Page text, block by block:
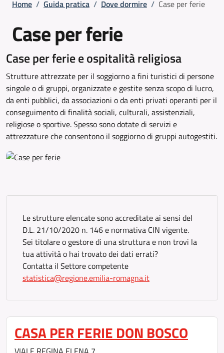
Home / Guida pratica / Dove dormire / Case per ferie
Case per ferie
Case per ferie e ospitalità religiosa
Strutture attrezzate per il soggiorno a fini turistici di persone
singole o di gruppi, organizzate e gestite senza scopo di lucro,
da enti pubblici, da associazioni o da enti privati operanti per il
conseguimento di finalità sociali, culturali, assistenziali,
religiose o sportive. Spesso sono dotate di servizi e
attrezzature che consentono il soggiorno di gruppi autogestiti.
Le strutture elencate sono accreditate ai sensi del
D.L. 21/10/2020 n. 146 e normativa CIN vigente.
Sei titolare o gestore di una struttura e non trovi la
tua attività o hai trovato dei dati errati?
Contatta il Settore competente
statistica@regione.emilia-romagna.it
CASA PER FERIE DON BOSCO